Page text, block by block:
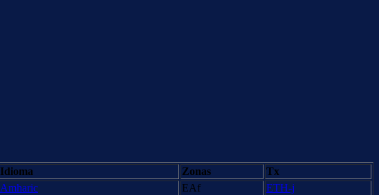
Idioma Zonas
Tx
Amharic EAf
ETH-j